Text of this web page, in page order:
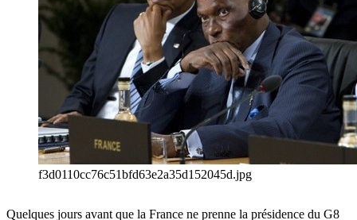
f3d0110cc76c51bfd63e2a35d152045d.jpg
Quelques jours avant que la France ne prenne la présidence du G8